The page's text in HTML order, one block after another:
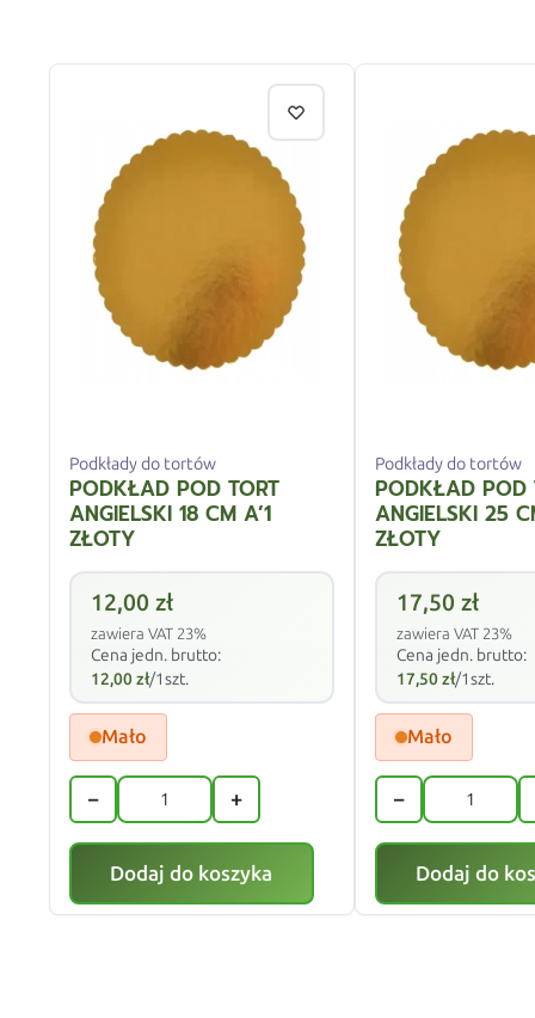
Podkłady do tortów
PODKŁAD POD TORT
ANGIELSKI 18 CM A’1
ZŁOTY
12,00 zł
zawiera VAT 23%
Cena jedn. brutto:
12,00zł/1szt.
Mało
− +
Dodaj do koszyka
Podkłady do tortów
PODKŁAD POD
ANGIELSKI 25
ZŁOTY
17,50 zł
zawiera VAT 23%
Cena jedn. brutto:
17,50zł/1szt.
Mało
−
Dodaj do